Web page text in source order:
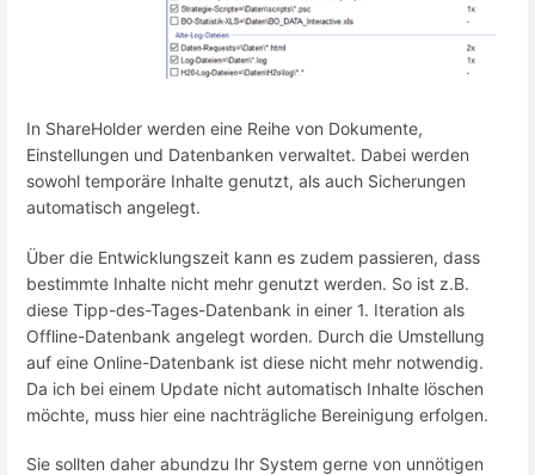
In ShareHolder werden eine Reihe von Dokumente,
Einstellungen und Datenbanken verwaltet. Dabei werden
sowohl temporäre Inhalte genutzt, als auch Sicherungen
automatisch angelegt.
Über die Entwicklungszeit kann es zudem passieren, dass
bestimmte Inhalte nicht mehr genutzt werden. So ist z.B.
diese Tipp-des-Tages-Datenbank in einer 1. Iteration als
Offline-Datenbank angelegt worden. Durch die Umstellung
auf eine Online-Datenbank ist diese nicht mehr notwendig.
Da ich bei einem Update nicht automatisch Inhalte löschen
möchte, muss hier eine nachträgliche Bereinigung erfolgen.
Sie sollten daher abundzu Ihr System gerne von unnötigen